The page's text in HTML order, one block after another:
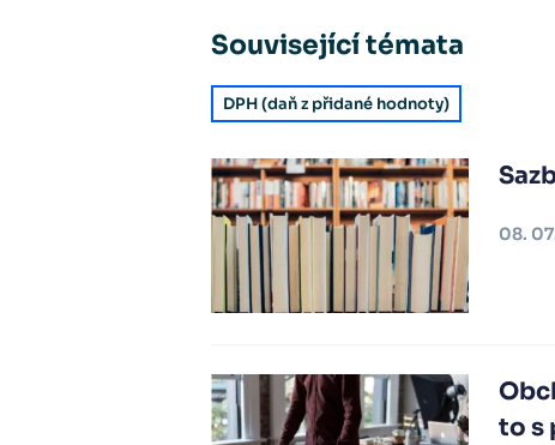
Související témata
DPH (daň z přidané hodnoty)
08.
to s